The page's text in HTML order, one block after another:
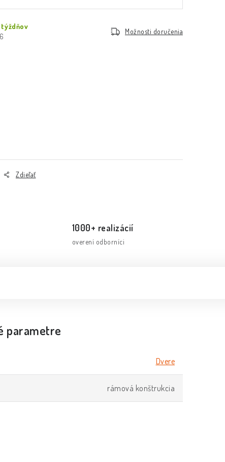
týždňov
Možnosti doručenia
Zdieľať
1000+ realizácií
overení odborníci
parametre
Dvere
rámová konštrukcia